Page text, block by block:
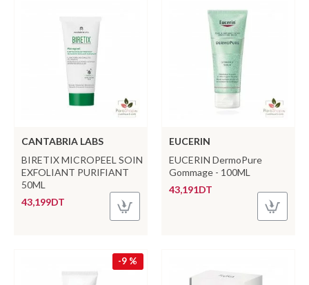
CANTABRIA LABS
BIRETIX MICROPEEL SOIN
EXFOLIANT PURIFIANT
50ML
43,199DT
EUCERIN
EUCERIN DermoPure
Gommage - 100ML
43,191DT
-9 %